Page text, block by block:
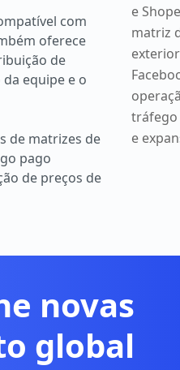
com
oferece
de
equipe e o
de matrizes de
pago
de preços de
e
matriz
e
novas
global